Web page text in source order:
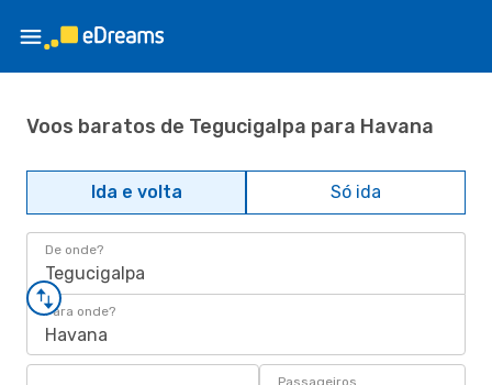
Voos baratos de Tegucigalpa para Havana
Ida e volta Só ida
De onde?
Tegucigalpa
Para onde?
Havana
Passageiros